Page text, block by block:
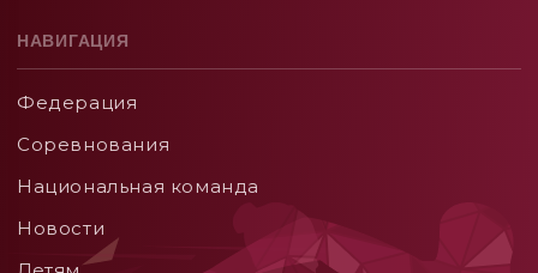
НАВИГАЦИЯ
Федерация
Соревнования
Национальная команда
Новости